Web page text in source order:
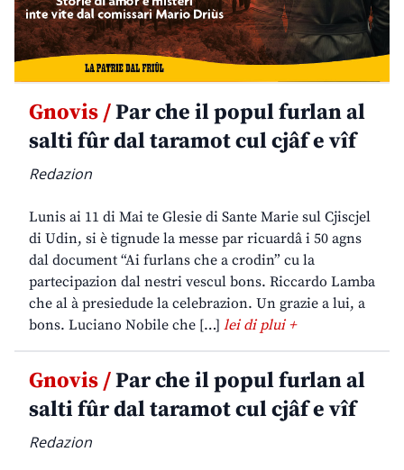
Gnovis /Par che il popul furlan al
salti fûr dal taramot cul cjâf e vîf
Redazion
Lunis ai 11 di Mai te Glesie di Sante Marie sul Cjiscjel
di Udin, si è tignude la messe par ricuardâ i 50 agns
dal document “Ai furlans che a crodin” cu la
partecipazion dal nestri vescul bons. Riccardo Lamba
che al à presiedude la celebrazion. Un grazie a lui, a
bons. Luciano Nobile che […] lei di plui +
Gnovis /Par che il popul furlan al
salti fûr dal taramot cul cjâf e vîf
Redazion